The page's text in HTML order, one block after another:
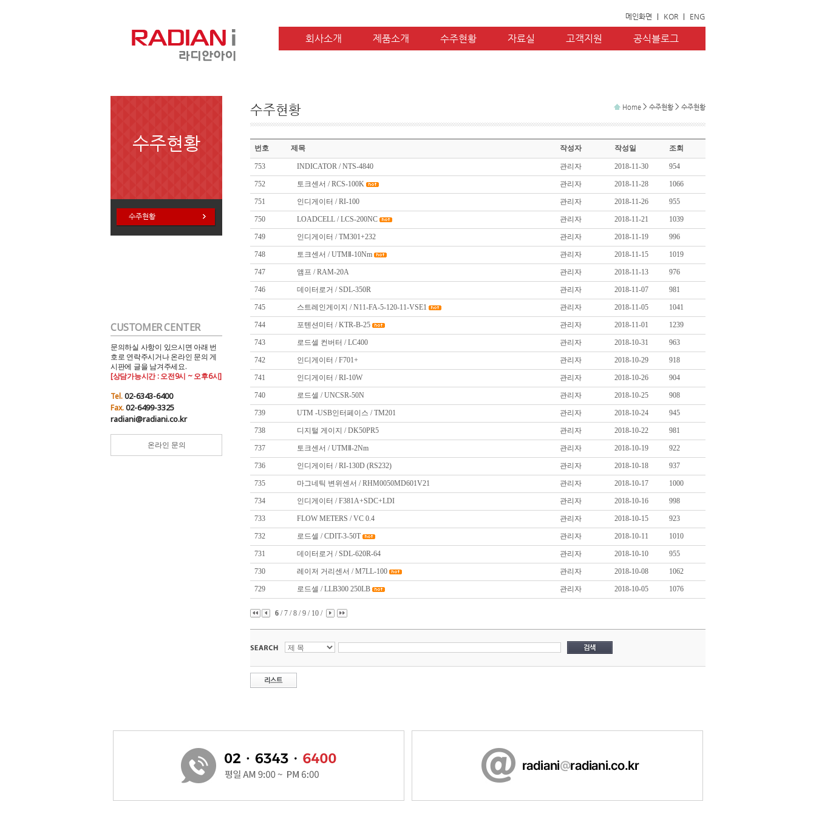
메인화면 KOR ENG
회사소개 제품소개 수주현황 자료실 고객지원 공식블로그
수주현황
수주현황
CUSTOMER CENTER
문의하실 사항이 있으시면 아래 번
호로 연락주시거나 온라인 문의 게
시판에 글을 남겨주세요.
[상담가능시간 : 오전9시 ~ 오후6시]
Tel.02-6343-6400
Fax.02-6499-3325
radiani@radiani.co.kr
온라인 문의
수주현황 Home > 수주현황 > 수주현황
번호 제목 작성자 작성일 조회
753 INDICATOR / NTS-4840 관리자 2018-11-30 954
752 토크센서 / RCS-100K 관리자 2018-11-28 1066
751 인디게이터 / RI-100 관리자 2018-11-26 955
750 LOADCELL / LCS-200NC 관리자 2018-11-21 1039
749 인디게이터 / TM301+232 관리자 2018-11-19 996
748 토크센서 / UTMⅡ-10Nm 관리자 2018-11-15 1019
747 앰프 / RAM-20A 관리자 2018-11-13 976
746 데이터로거 / SDL-350R 관리자 2018-11-07 981
745 스트레인게이지 / N11-FA-5-120-11-VSE1 관리자 2018-11-05 1041
744 포텐션미터 / KTR-B-25 관리자 2018-11-01 1239
743 로드셀 컨버터 / LC400 관리자 2018-10-31 963
742 인디게이터 / F701+ 관리자 2018-10-29 918
741 인디게이터 / RI-10W 관리자 2018-10-26 904
740 로드셀 / UNCSR-50N 관리자 2018-10-25 908
739 UTM -USB인터페이스 / TM201 관리자 2018-10-24 945
738 디지털 게이지 / DK50PR5 관리자 2018-10-22 981
737 토크센서 / UTMⅡ-2Nm 관리자 2018-10-19 922
736 인디게이터 / RI-130D (RS232) 관리자 2018-10-18 937
735 마그네틱 변위센서 / RHM0050MD601V21 관리자 2018-10-17 1000
734 인디게이터 / F381A+SDC+LDI 관리자 2018-10-16 998
733 FLOW METERS / VC 0.4 관리자 2018-10-15 923
732 로드셀 / CDIT-3-50T 관리자 2018-10-11 1010
731 데이터로거 / SDL-620R-64 관리자 2018-10-10 955
730 레이저 거리센서 / M7LL-100 관리자 2018-10-08 1062
729 로드셀 / LLB300 250LB 관리자 2018-10-05 1076
6 /7 /8 /9 / 10 /